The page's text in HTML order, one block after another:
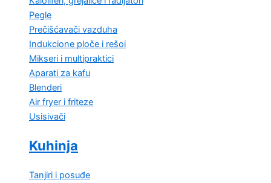
Pegle
Prečišćavači vazduha
Indukcione ploče i rešoi
Mikseri i multipraktici
Aparati za kafu
Blenderi
Air fryer i friteze
Usisivači
Kuhinja
Tanjiri i posuđe